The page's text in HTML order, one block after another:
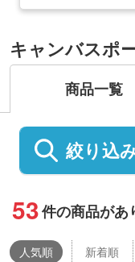
キャンバスポ
商品一覧
絞り込
53件の商品があ
人気順 新着順